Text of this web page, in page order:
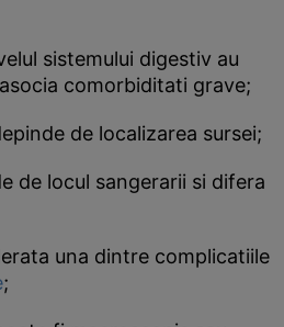
sistemului digestiv au
comorbiditati grave;
de localizarea sursei;
de locul sangerarii si difera
una dintre complicatiile
;